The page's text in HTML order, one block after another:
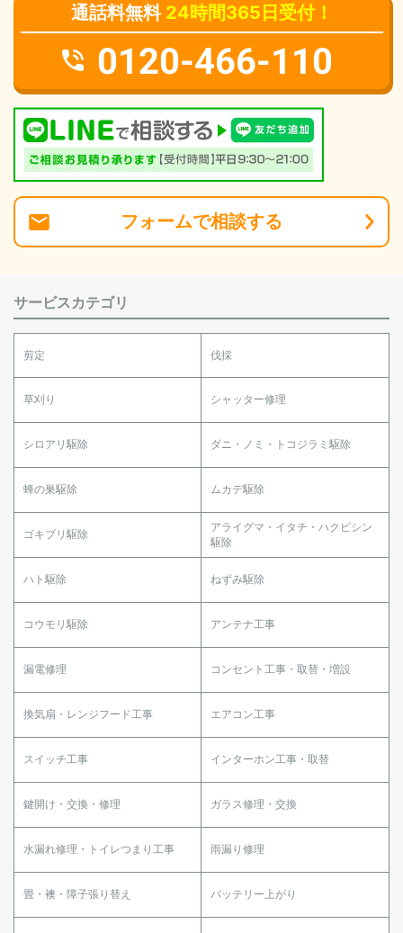
通話料無料 24時間365日受付！
0120-466-110
フォームで相談する
サービスカテゴリ
剪定 伐採
草刈り シャッター修理
シロアリ駆除 ダニ・ノミ・トコジラミ駆除
蜂の巣駆除 ムカデ駆除
ゴキブリ駆除
アライグマ・イタチ・ハクビシン
駆除
ハト駆除 ねずみ駆除
コウモリ駆除 アンテナ工事
漏電修理 コンセント工事・取替・増設
換気扇・レンジフード工事 エアコン工事
スイッチ工事 インターホン工事・取替
鍵開け・交換・修理 ガラス修理・交換
水漏れ修理・トイレつまり工事 雨漏り修理
畳・襖・障子張り替え バッテリー上がり